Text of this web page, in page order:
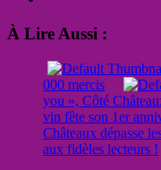
À Lire Aussi :
000 mercis
you », Côté
vin fête son 1er
Châteaux dépasse
aux fidèles lecteurs !